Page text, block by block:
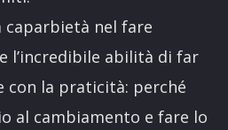
caparbietà nel fare
l’incredibile abilità di far
con la praticità: perché
al cambiamento e fare lo